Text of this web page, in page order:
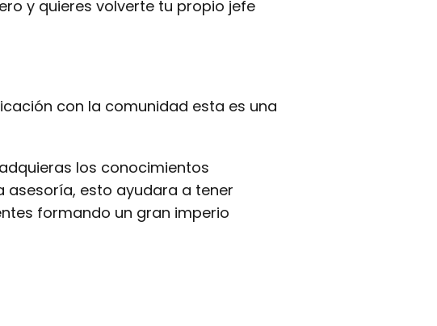
y quieres volverte tu propio jefe
con la comunidad esta es una
los conocimientos
asesoría, esto ayudara a tener
formando un gran imperio